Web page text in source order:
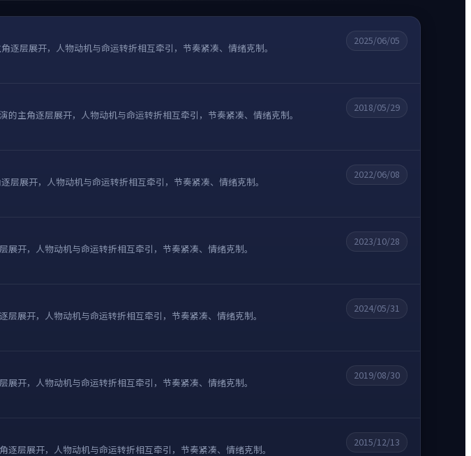
层展开，人物动机与命运转折相互牵引，节奏紧凑、情绪克制。
2025/06/05
主角逐层展开，人物动机与命运转折相互牵引，节奏紧凑、情绪克制。
2018/05/29
展开，人物动机与命运转折相互牵引，节奏紧凑、情绪克制。
2022/06/08
开，人物动机与命运转折相互牵引，节奏紧凑、情绪克制。
2023/10/28
展开，人物动机与命运转折相互牵引，节奏紧凑、情绪克制。
2024/05/31
开，人物动机与命运转折相互牵引，节奏紧凑、情绪克制。
2019/08/30
层展开，人物动机与命运转折相互牵引，节奏紧凑、情绪克制。
2015/12/13